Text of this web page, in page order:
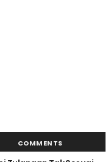
COMMENTS